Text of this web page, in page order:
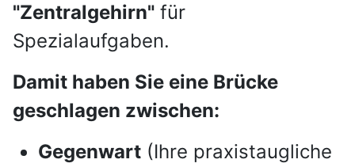
"Zentralgehirn" für
Spezialaufgaben.
Damit haben Sie eine Brücke
geschlagen zwischen:
Gegenwart (Ihre praxistaugliche